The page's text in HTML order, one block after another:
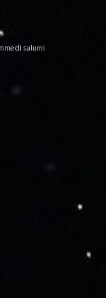
di salumi